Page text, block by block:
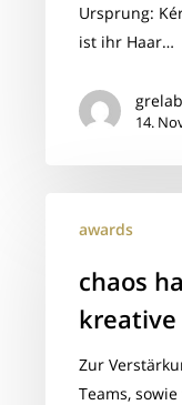
Ursprung:
ist ihr Haar…
grelab
14.
hairconcept
kreative
Köpfe!!
awards
chaos
kreative
Zur
Teams,